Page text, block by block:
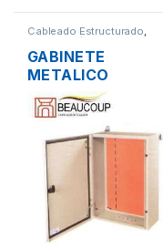
Cableado Estructurado
Metalmecánicos
GABINETE
METALICO
BEAUCOUP I-0317
SOPORTE PESADO
(60X40X20CM)